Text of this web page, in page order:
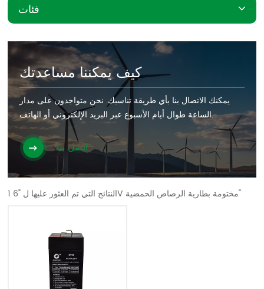
فئات
كيف يمكننا مساعدتك
يمكنك الاتصال بنا بأي طريقة تناسبك. نحن متواجدون على مدار
الساعة طوال أيام الأسبوع عبر البريد الإلكتروني أو الهاتف.
اتصل بنا
1 النتائج التي تم العثور عليها ل "6V مختومة بطارية الرصاص الحمضية"